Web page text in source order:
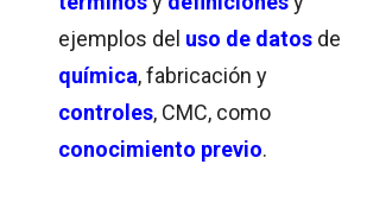
ejemplos del uso de datos de
química, fabricación y
controles, CMC, como
conocimiento previo.